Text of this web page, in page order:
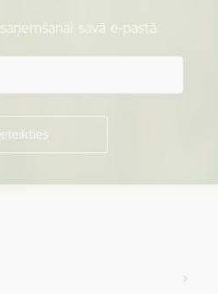
savā e-pastā.